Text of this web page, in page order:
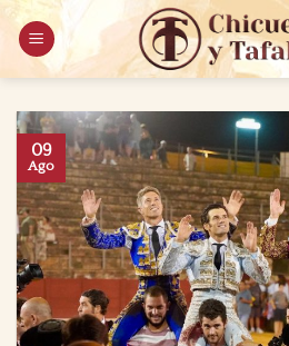
Saltar
contenido
09
Ago